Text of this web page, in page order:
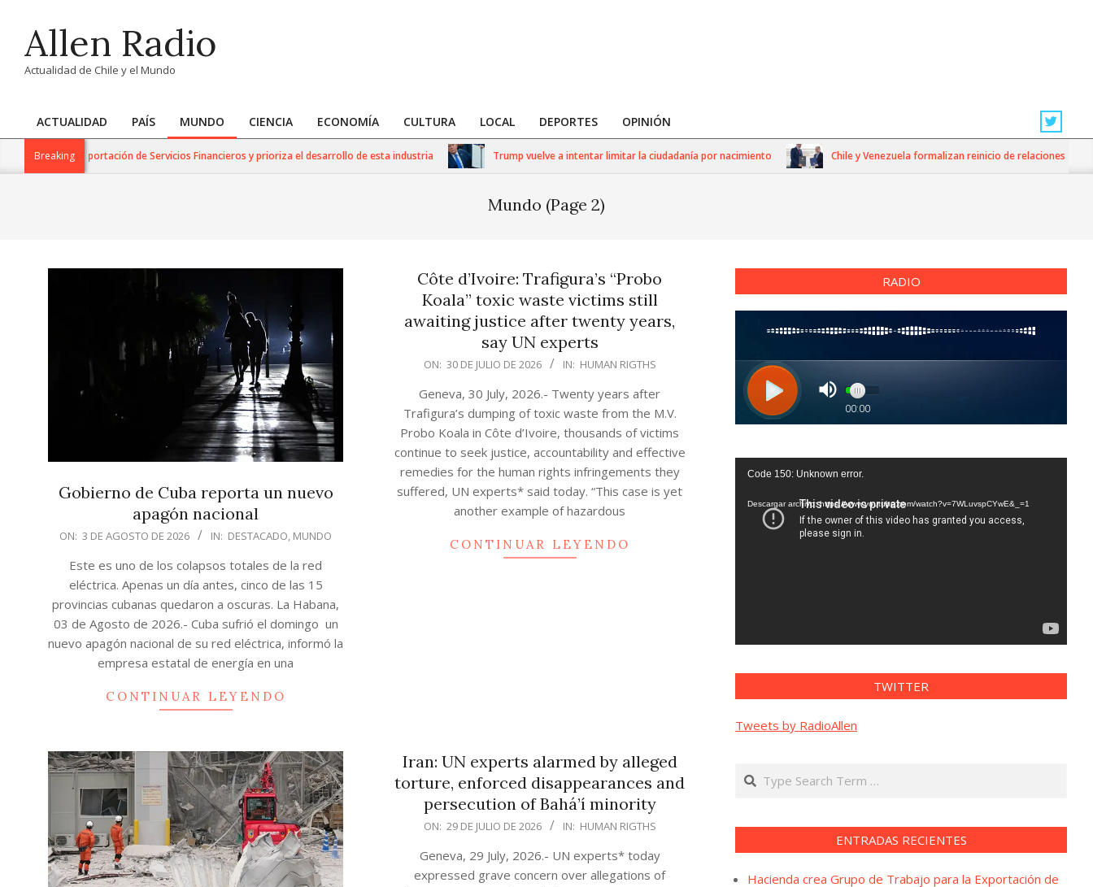
contentAllen Radio
Actualidad de Chile y el Mundo
Primary
Navigation
ACTUALIDAD PAÍS MUNDO CIENCIA ECONOMÍA CULTURA LOCAL DEPORTES OPINIÓN
Breaking
para la Exportación de Servicios Financieros y prioriza el desarrollo de esta industria Trump vuelve a intentar limitar la ciudadanía por nacimiento Chile y Venezuela formalizan reinicio de relaciones consulares
Mundo (Page 2)
Gobierno de Cuba reporta un nuevo
apagón nacional
2026-
ON: 3 DE AGOSTO DE 2026 IN: DESTACADO, MUNDO
Este es uno de los colapsos totales de la red
eléctrica. Apenas un día antes, cinco de las 15
provincias cubanas quedaron a oscuras. La Habana,
03 de Agosto de 2026.- Cuba sufrió el domingo un
nuevo apagón nacional de su red eléctrica, informó la
empresa estatal de energía en una
CONTINUAR LEYENDO
Côte d’Ivoire: Trafigura’s “Probo
Koala” toxic waste victims still
awaiting justice after twenty years,
say UN experts
2026-ON: 30 DE JULIO DE 2026 IN: HUMAN RIGTHS
Geneva, 30 July, 2026.- Twenty years after
Trafigura’s dumping of toxic waste from the M.V.
Probo Koala in Côte d’Ivoire, thousands of victims
continue to seek justice, accountability and effective
remedies for the human rights infringements they
suffered, UN experts* said today. “This case is yet
another example of hazardous
CONTINUAR LEYENDO
Iran: UN experts alarmed by alleged
torture, enforced disappearances and
persecution of Bahá’í minority
2026-ON: 29 DE JULIO DE 2026 IN: HUMAN RIGTHS
Geneva, 29 July, 2026.- UN experts* today
expressed grave concern over allegations of
RADIO
Reproductor
vídeo
Code 150: Unknown error.
Descargar archivo: https://www.youtube.com/watch?v=7WLuvspCYwE&_=1
TWITTER
Tweets by RadioAllen
Search
ENTRADAS RECIENTES
Hacienda crea Grupo de Trabajo para la Exportación de